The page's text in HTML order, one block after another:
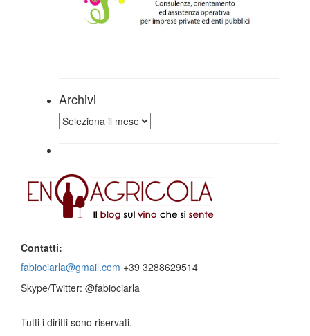
Archivi
Archivi
Contatti:
fabiociarla@gmail.com +39 3288629514
Skype/Twitter: @fabiociarla
Tutti i diritti sono riservati.